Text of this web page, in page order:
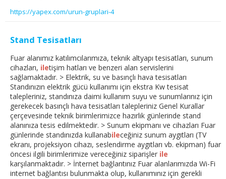
https://yapex.com/urun-gruplari-4
Stand Tesisatları
Fuar alanımız katılımcılarımıza, teknik altyapı tesisatları, sunum
cihazları, iletişim hatları ve benzeri alan servislerini
sağlamaktadır. > Elektrik, su ve basınçlı hava tesisatları
Standınızın elektrik gücü kullanımı için ekstra Kw tesisat
talepleriniz, standınıza daimi kullanım suyu ve sunumlarınız için
gerekecek basınçlı hava tesisatları talepleriniz Genel Kurallar
çerçevesinde teknik birimlerimizce hazırlık günlerinde stand
alanınıza tesis edilmektedir. > Sunum ekipmanı ve cihazları Fuar
günlerinde standınızda kullanabileceğiniz sunum aygıtları (TV
ekranı, projeksiyon cihazı, seslendirme aygıtları vb. ekipman) fuar
öncesi ilgili birimlerimize vereceğiniz siparişler ile
karşılanmaktadır. > İnternet bağlantınız Fuar alanlarımızda Wi-Fi
internet bağlantısı bulunmakta olup, kullanımınız için gerekli